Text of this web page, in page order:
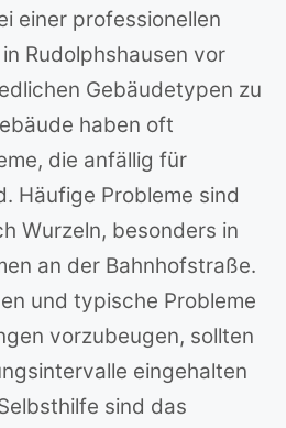
einer professionellen
Rudolphshausen vor
Gebäudetypen zu
haben oft
die anfällig für
Häufige Probleme sind
Wurzeln, besonders in
an der Bahnhofstraße.
und typische Probleme
vorzubeugen, sollten
eingehalten
sind das